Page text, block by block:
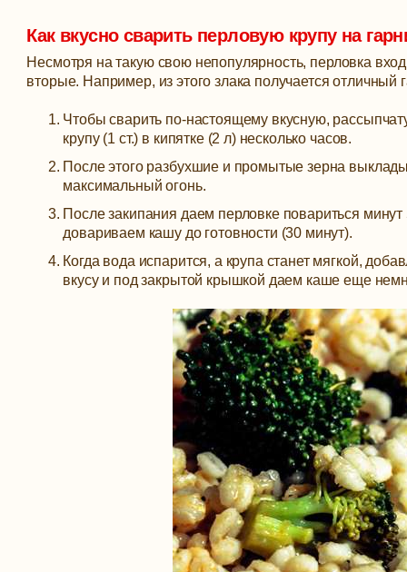
Как вкусно сварить перловую крупу на
Несмотря на такую свою непопулярность, перловка
вторые. Например, из этого злака получается отличный
Чтобы сварить по-настоящему вкусную,
крупу (1 ст.) в кипятке (2 л) несколько часов.
После этого разбухшие и промытые зерна
максимальный огонь.
После закипания даем перловке повариться
довариваем кашу до готовности (30 минут).
Когда вода испарится, а крупа станет мягкой,
вкусу и под закрытой крышкой даем каше еще